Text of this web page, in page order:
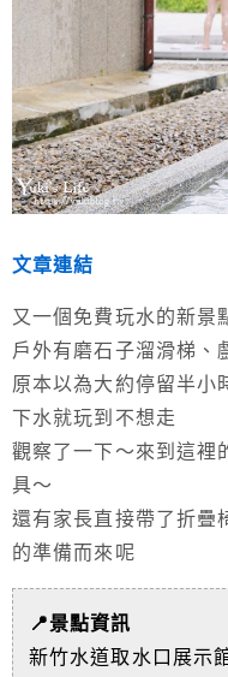
文章連結
又一個免費玩水的新景
戶外有磨石子溜滑梯、
原本以為大約停留半小
下水就玩到不想走
觀察了一下～來到這裡
具～
還有家長直接帶了折疊
的準備而來呢
📍景點資訊
新竹水道取水口展示